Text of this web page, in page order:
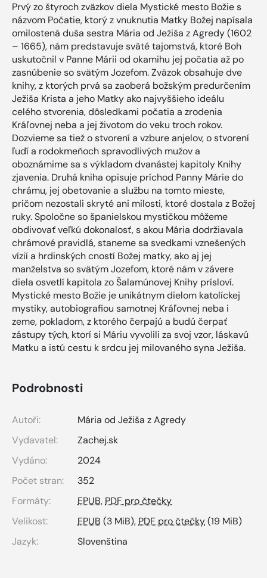
Prvý zo štyroch zväzkov diela Mystické mesto Božie s
názvom Počatie, ktorý z vnuknutia Matky Božej napísala
omilostená duša sestra Mária od Ježiša z Agredy (1602
– 1665), nám predstavuje sväté tajomstvá, ktoré Boh
uskutočnil v Panne Márii od okamihu jej počatia až po
zasnúbenie so svätým Jozefom. Zväzok obsahuje dve
knihy, z ktorých prvá sa zaoberá božským predurčením
Ježiša Krista a jeho Matky ako najvyššieho ideálu
celého stvorenia, dôsledkami počatia a zrodenia
Kráľovnej neba a jej životom do veku troch rokov.
Dozvieme sa tiež o stvorení a vzbure anjelov, o stvorení
ľudí a rodokmeňoch spravodlivých mužov a
oboznámime sa s výkladom dvanástej kapitoly Knihy
zjavenia. Druhá kniha opisuje príchod Panny Márie do
chrámu, jej obetovanie a službu na tomto mieste,
pričom nezostali skryté ani milosti, ktoré dostala z Božej
ruky. Spoločne so španielskou mystičkou môžeme
obdivovať veľkú dokonalosť, s akou Mária dodržiavala
chrámové pravidlá, staneme sa svedkami vznešených
vízií a hrdinských cností Božej matky, ako aj jej
manželstva so svätým Jozefom, ktoré nám v závere
diela osvetlí kapitola zo Šalamúnovej Knihy prísloví.
Mystické mesto Božie je unikátnym dielom katolíckej
mystiky, autobiografiou samotnej Kráľovnej neba i
zeme, pokladom, z ktorého čerpajú a budú čerpať
zástupy tých, ktorí si Máriu vyvolili za svoj vzor, láskavú
Matku a istú cestu k srdcu jej milovaného syna Ježiša.
Podrobnosti
Autoři:
Mária od Ježiša z Agredy
Vydavatel:
Zachej.sk
Vydáno:
2024
Počet stran:
352
Formáty:
EPUB, PDF pro čtečky
Velikost:
EPUB (3 MiB), PDF pro čtečky(19 MiB)
Jazyk:
Slovenština